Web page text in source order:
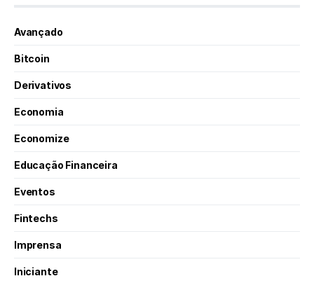
Avançado
Bitcoin
Derivativos
Economia
Economize
Educação Financeira
Eventos
Fintechs
Imprensa
Iniciante